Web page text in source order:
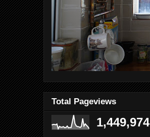
Total Pageviews
1,449,974